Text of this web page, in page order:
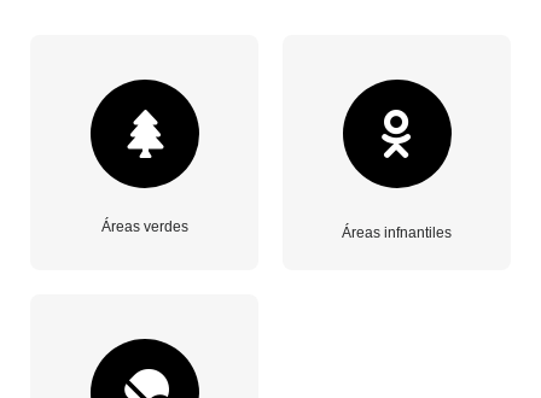
Áreas verdes Áreas infnantiles